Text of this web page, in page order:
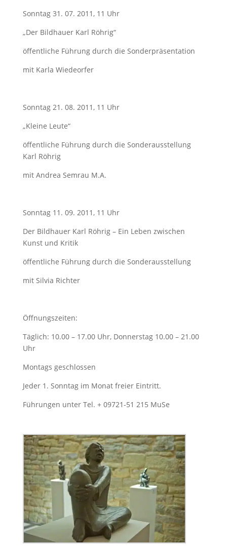
Sonntag 31. 07. 2011, 11 Uhr
„Der Bildhauer Karl Röhrig“
öffentliche Führung durch die Sonderpräsentation
mit Karla Wiedeorfer
Sonntag 21. 08. 2011, 11 Uhr
„Kleine Leute“
öffentliche Führung durch die Sonderausstellung
Karl Röhrig
mit Andrea Semrau M.A.
Sonntag 11. 09. 2011, 11 Uhr
Der Bildhauer Karl Röhrig – Ein Leben zwischen
Kunst und Kritik
öffentliche Führung durch die Sonderausstellung
mit Silvia Richter
Öffnungszeiten:
Täglich: 10.00 – 17.00 Uhr, Donnerstag 10.00 – 21.00
Uhr
Montags geschlossen
Jeder 1. Sonntag im Monat freier Eintritt.
Führungen unter Tel. + 09721-51 215 MuSe